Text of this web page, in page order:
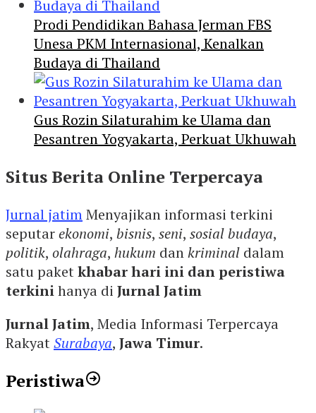
Prodi Pendidikan Bahasa Jerman FBS
Unesa PKM Internasional, Kenalkan
Budaya di Thailand
Gus Rozin Silaturahim ke Ulama dan
Pesantren Yogyakarta, Perkuat Ukhuwah
Situs Berita Online Terpercaya
Jurnal jatimMenyajikan informasi terkini
seputarekonomi, bisnis, seni, sosial budaya,
politik, olahraga, hukum dankriminal dalam
satu paketkhabar hari ini dan peristiwa
terkinihanya di Jurnal Jatim
Jurnal Jatim, Media Informasi Terpercaya
RakyatSurabaya, Jawa Timur.
Peristiwa